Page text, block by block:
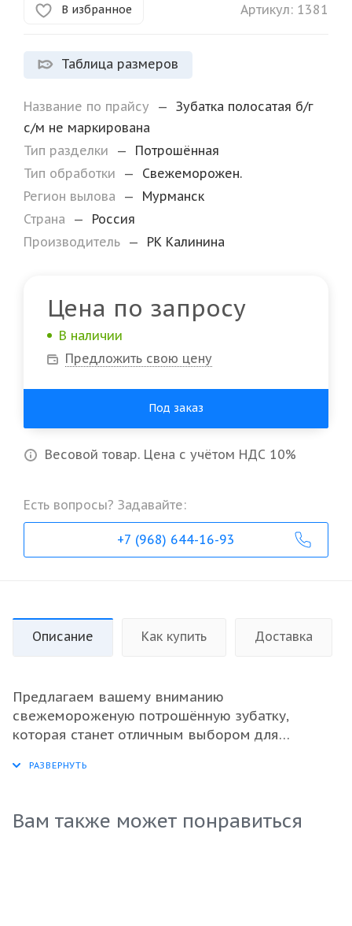
В избранное Артикул: 1381
Таблица размеров
Название по прайсу — Зубатка полосатая б/г
с/м не маркирована
Тип разделки
—
Потрошённая
Тип обработки
—
Свежеморожен.
Регион вылова
—
Мурманск
Страна
—
Россия
Производитель — РК Калинина
Цена по запросу
В наличии
Предложить свою цену
Под заказ
Весовой товар. Цена с учётом НДС 10%
Есть вопросы? Задавайте:
+7 (968) 644-16-93
Описание Как купить Доставка
Предлагаем вашему вниманию
свежемороженую потрошённую зубатку,
которая станет отличным выбором для
тонким вкусом и универсальностью в
жарки, запекания и приготовления на гриле, что
делает её привлекательной для ресторанов и
Вам также может понравиться